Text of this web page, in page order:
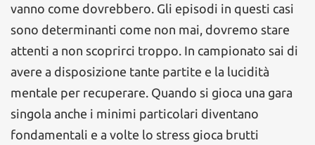
vanno come dovrebbero. Gli episodi in questi casi
sono determinanti come non mai, dovremo stare
attenti a non scoprirci troppo. In campionato sai di
avere a disposizione tante partite e la lucidità
mentale per recuperare. Quando si gioca una gara
singola anche i minimi particolari diventano
fondamentali e a volte lo stress gioca brutti